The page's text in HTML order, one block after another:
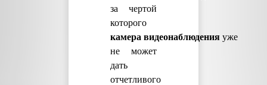
за чертой
которого
камера видеонаблюдения уже
не может
дать
отчетливого